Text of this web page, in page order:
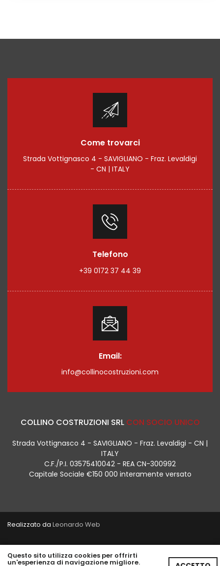
Come trovarci
Strada Vottignasco 4 - SAVIGLIANO - Fraz. Levaldigi
- CN | ITALY
Telefono
+39 0172 37 44 39
Email:
info@collinocostruzioni.com
COLLINO COSTRUZIONI SRL CON SOCIO UNICO
Strada Vottignasco 4 - SAVIGLIANO - Fraz. Levaldigi - CN |
ITALY
C.F./P.I. 03575410042 - REA CN-300992
Capitale Sociale €150 000 interamente versato
Realizzato da Leonardo Web
Questo sito utilizza cookies per offrirti
un'esperienza di navigazione migliore.